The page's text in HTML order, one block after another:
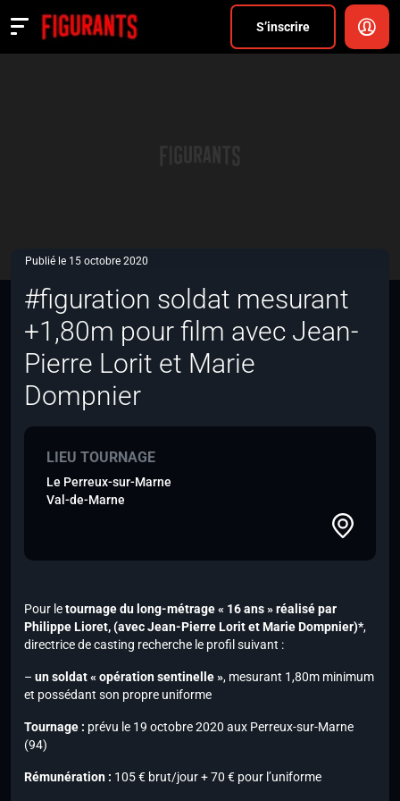
S’inscrire
Actualités
Publié le 15 octobre 2020
#figuration soldat mesurant
+1,80m pour film avec Jean-
Pierre Lorit et Marie
Dompnier
LIEU TOURNAGE
Le Perreux-sur-Marne
Val-de-Marne
Pour letournage du long-métrage « 16 ans » réalisé par
Philippe Lioret,(avec Jean-Pierre Lorit et Marie Dompnier)*,
directrice de casting recherche le profil suivant :
– un soldat « opération sentinelle », mesurant 1,80m minimum
et possédant son propre uniforme
Tournage : prévu le 19 octobre 2020 aux Perreux-sur-Marne
(94)
Rémunération : 105 € brut/jour + 70 € pour l’uniforme